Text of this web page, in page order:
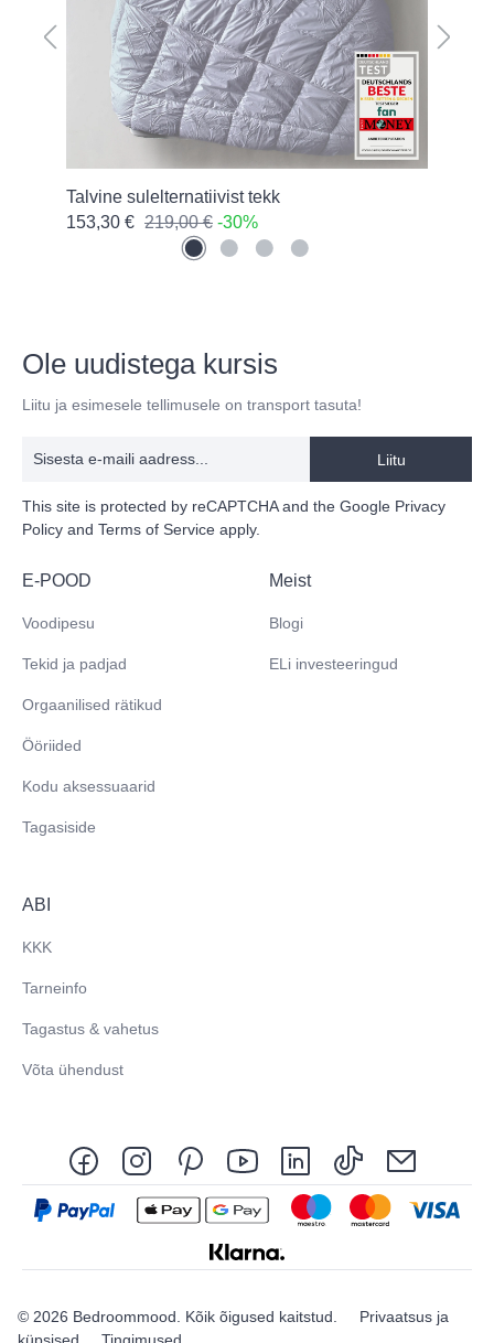
Talvine sulelternatiivist tekk
153,30 € 219,00 € -30%
E-POOD
Voodipesu
Tekid ja padjad
Orgaanilised rätikud
Ööriided
Kodu aksessuaarid
Tagasiside
Meist
Blogi
ELi investeeringud
ABI
KKK
Tarneinfo
Tagastus & vahetus
Võta ühendust
Ole uudistega kursis
Liitu ja esimesele tellimusele on transport tasuta!
Liitu
This site is protected by reCAPTCHA and the Google Privacy
Policy and Terms of Service apply.
© 2026 Bedroommood. Kõik õigused kaitstud.
Privaatsus ja